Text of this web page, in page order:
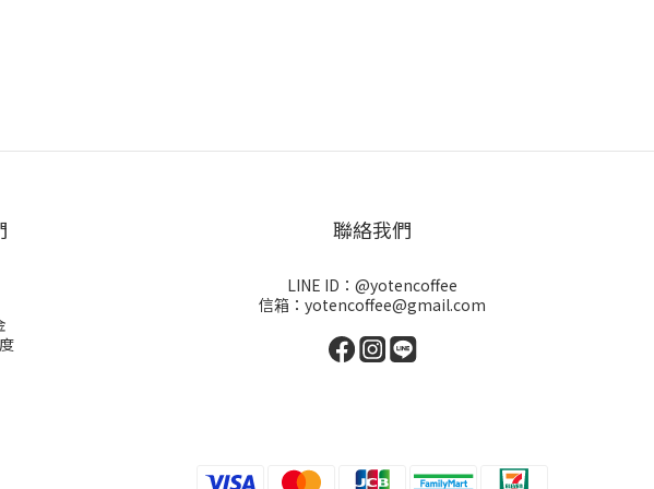
聯絡我們
LINE ID：@yotencoffee
信箱：yotencoffee@gmail.com